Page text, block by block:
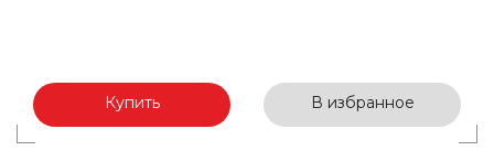
Купить В избранное